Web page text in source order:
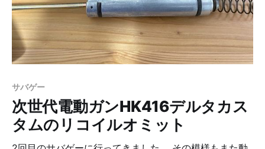
ナーバレルを引き抜く 4. インナーバレルを分解する 5.
押しゴムを外す 6. バレルを抜いて、チャンバーパッキン
を外す 7. 新しいチャンバーパッキンに付け替える 8. バ
レルを元に戻す 9. 押しゴムを専用のものに変更する 10.
確認 11. 元に戻して完了 初速を測っておく 作業前に初速
ット前に測ったものになりますが、0.2gのBB弾で91.15
でした。
サバゲー
次世代電動ガンHK416デルタカス
タムのリコイルオミット